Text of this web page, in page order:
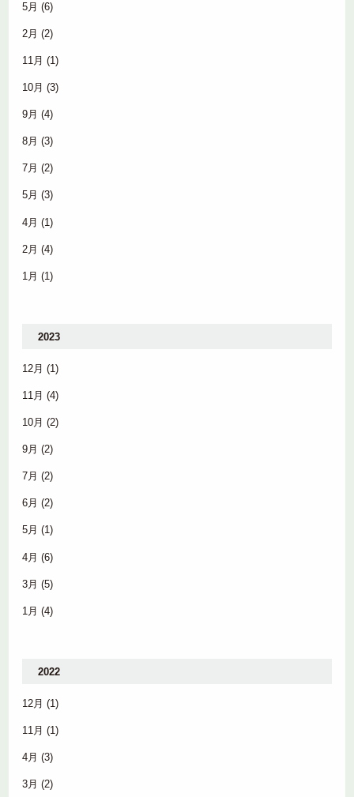
5月 (6)
2月 (2)
11月 (1)
10月 (3)
9月 (4)
8月 (3)
7月 (2)
5月 (3)
4月 (1)
2月 (4)
1月 (1)
2023
12月 (1)
11月 (4)
10月 (2)
9月 (2)
7月 (2)
6月 (2)
5月 (1)
4月 (6)
3月 (5)
1月 (4)
2022
12月 (1)
11月 (1)
4月 (3)
3月 (2)